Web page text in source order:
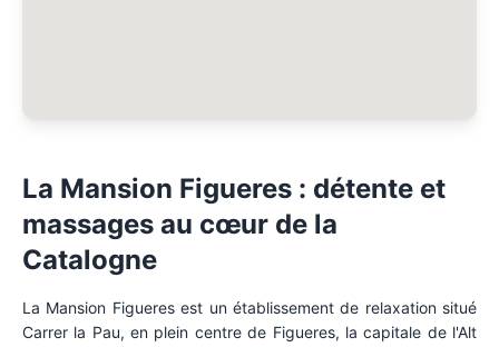
La Mansion Figueres : détente et
massages au cœur de la
Catalogne
La Mansion Figueres est un établissement de relaxation situé
Carrer la Pau, en plein centre de Figueres, la capitale de l'Alt